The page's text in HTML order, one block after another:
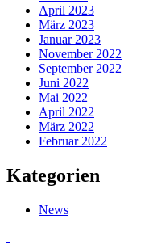
April 2023
März 2023
Januar 2023
November 2022
September 2022
Juni 2022
Mai 2022
April 2022
März 2022
Februar 2022
Kategorien
News